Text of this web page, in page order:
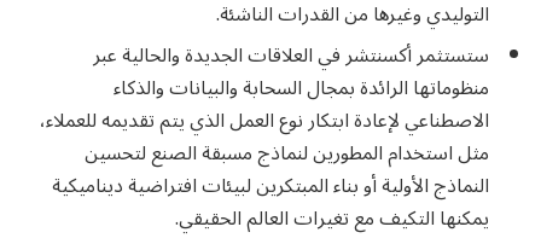
التوليدي وغيرها من القدرات الناشئة.
ستستثمر أكسنتشر في العلاقات الجديدة والحالية عبر
منظوماتها الرائدة بمجال السحابة والبيانات والذكاء
الاصطناعي لإعادة ابتكار نوع العمل الذي يتم تقديمه للعملاء،
مثل استخدام المطورين لنماذج مسبقة الصنع لتحسين
النماذج الأولية أو بناء المبتكرين لبيئات افتراضية ديناميكية
يمكنها التكيف مع تغيرات العالم الحقيقي.